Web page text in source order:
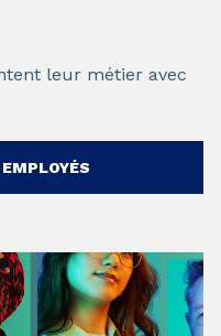
leur métier avec